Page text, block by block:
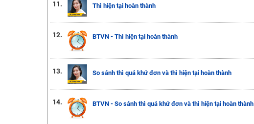
11. Thì hiện tại hoàn thành
12. BTVN - Thì hiện tại hoàn thành
13. So sánh thì quá khứ đơn và thì hiện tại hoàn thành
14. BTVN - So sánh thì quá khứ đơn và thì hiện tại hoàn thành